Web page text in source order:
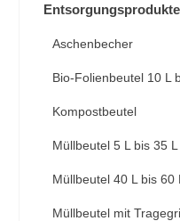
Entsorgungsprodukte
Aschenbecher
Bio-Folienbeutel 10 L
Kompostbeutel
Müllbeutel 5 L bis 35 L
Müllbeutel 40 L bis 60 L
Müllbeutel mit